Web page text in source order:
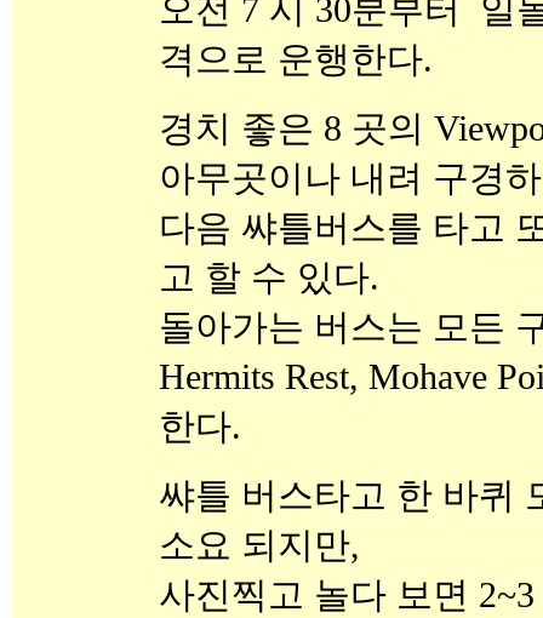
오전 7 시 30분부터 일
격으로 운행한다.
경치 좋은 8 곳의
아무곳이나 내려 구경
다음 쌰틀버스를 타고
고 할 수 있다.
돌아가는 버스는 모든
Hermits Rest, Mohave
한다.
쌰틀 버스타고 한 바퀴
소요 되지만,
사진찍고 놀다 보면